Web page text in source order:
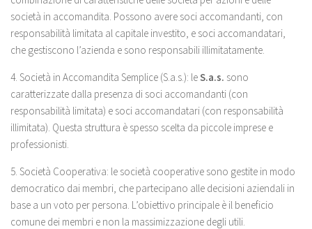
società in accomandita. Possono avere soci accomandanti, con
responsabilità limitata al capitale investito, e soci accomandatari,
che gestiscono l’azienda e sono responsabili illimitatamente.
4. Società in Accomandita Semplice (S.a.s.): leS.a.s. sono
caratterizzate dalla presenza di soci accomandanti (con
responsabilità limitata) e soci accomandatari (con responsabilità
illimitata). Questa struttura è spesso scelta da piccole imprese e
professionisti.
5. Società Cooperativa: le società cooperative sono gestite in modo
democratico dai membri, che partecipano alle decisioni aziendali in
base a un voto per persona. L’obiettivo principale è il beneficio
comune dei membri e non la massimizzazione degli utili.